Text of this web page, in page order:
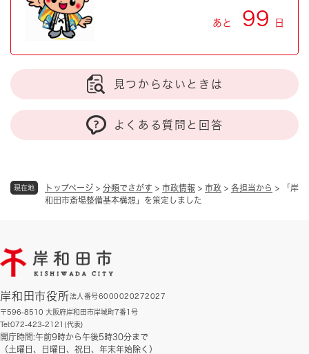
現在地 トップページ > 分類でさがす > 市政情報 > 市政 > 各担当から >
「岸
和田市斎場整備基本構想」を策定しました
あと 99 日
見つからないときは
よくある質問と回答
岸和田市役所法人番号6000020272027
〒596-8510 大阪府岸和田市岸城町7番1号
Tel:072-423-2121(代表)
開庁時間:午前9時から午後5時30分まで
（土曜日、日曜日、祝日、年末年始除く）